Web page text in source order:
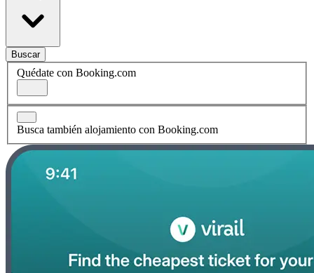
Buscar
Quédate con Booking.com
Busca también alojamiento con Booking.com